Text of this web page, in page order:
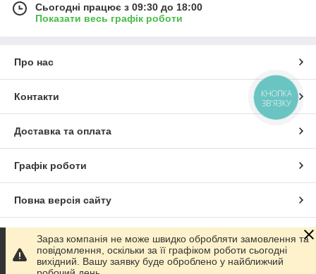
Сьогодні працює з 09:30 до 18:00
Показати весь графік роботи
Про нас
Контакти
Доставка та оплата
Графік роботи
Повна версія сайту
Сайт створено на маркетплейсі Prom.ua
Політика конфіденційності
Зараз компанія не може швидко обробляти замовлення та
повідомлення, оскільки за її графіком роботи сьогодні
вихідний. Вашу заявку буде оброблено у найближчий
КНОПКА
ЗВ'ЯЗКУ